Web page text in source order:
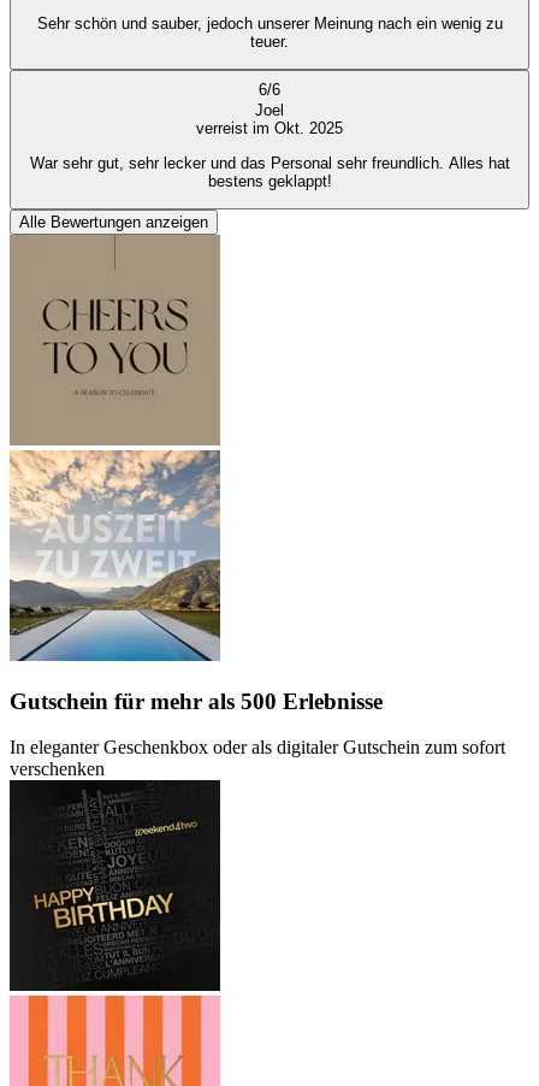
Sehr schön und sauber, jedoch unserer Meinung nach ein wenig zu
teuer.
6/6
Joel
verreist im Okt. 2025
War sehr gut, sehr lecker und das Personal sehr freundlich. Alles hat
bestens geklappt!
Alle Bewertungen anzeigen
Gutschein für mehr als 500 Erlebnisse
In eleganter Geschenkbox oder als digitaler Gutschein zum sofort
verschenken